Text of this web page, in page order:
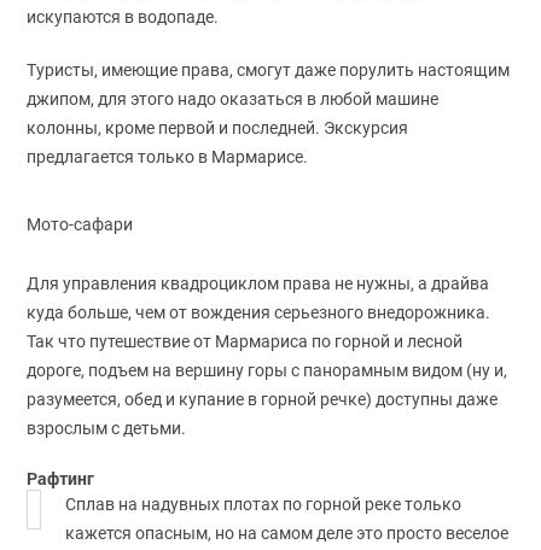
искупаются в водопаде.
Туристы, имеющие права, смогут даже порулить настоящим
джипом, для этого надо оказаться в любой машине
колонны, кроме первой и последней. Экскурсия
предлагается только в Мармарисе.
Мото-сафари
Для управления квадроциклом права не нужны, а драйва
куда больше, чем от вождения серьезного внедорожника.
Так что путешествие от Мармариса по горной и лесной
дороге, подъем на вершину горы с панорамным видом (ну и,
разумеется, обед и купание в горной речке) доступны даже
взрослым с детьми.
Рафтинг
Сплав на надувных плотах по горной реке только
кажется опасным, но на самом деле это просто веселое